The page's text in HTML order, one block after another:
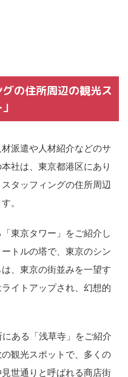
の住所周辺の観光ス
派遣や人材紹介などのサ
社は、東京都港区にあり
タッフィングの住所周辺
。
東京タワー」をご紹介し
トルの塔で、東京のシン
、東京の街並みを一望す
イトアップされ、幻想的
ある「浅草寺」をご紹介
観光スポットで、多くの
世通りと呼ばれる商店街